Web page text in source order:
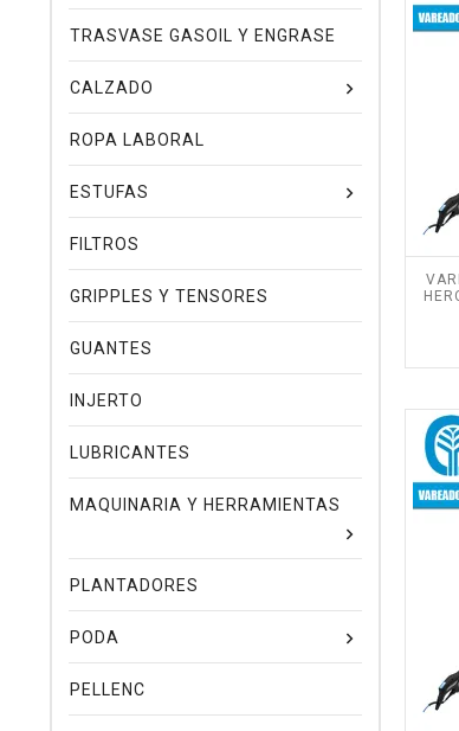
TRASVASE GASOIL Y ENGRASE
CALZADO
ROPA LABORAL
ESTUFAS
FILTROS
GRIPPLES Y TENSORES
GUANTES
INJERTO
LUBRICANTES
MAQUINARIA Y HERRAMIENTAS
PLANTADORES
PODA
PELLENC